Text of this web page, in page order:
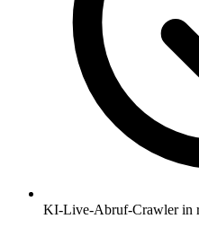
KI-Live-Abruf-Crawler in